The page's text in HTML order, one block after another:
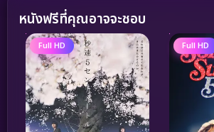
หนังฟรีที่คุณอาจจะชอบ
Full HD Full HD